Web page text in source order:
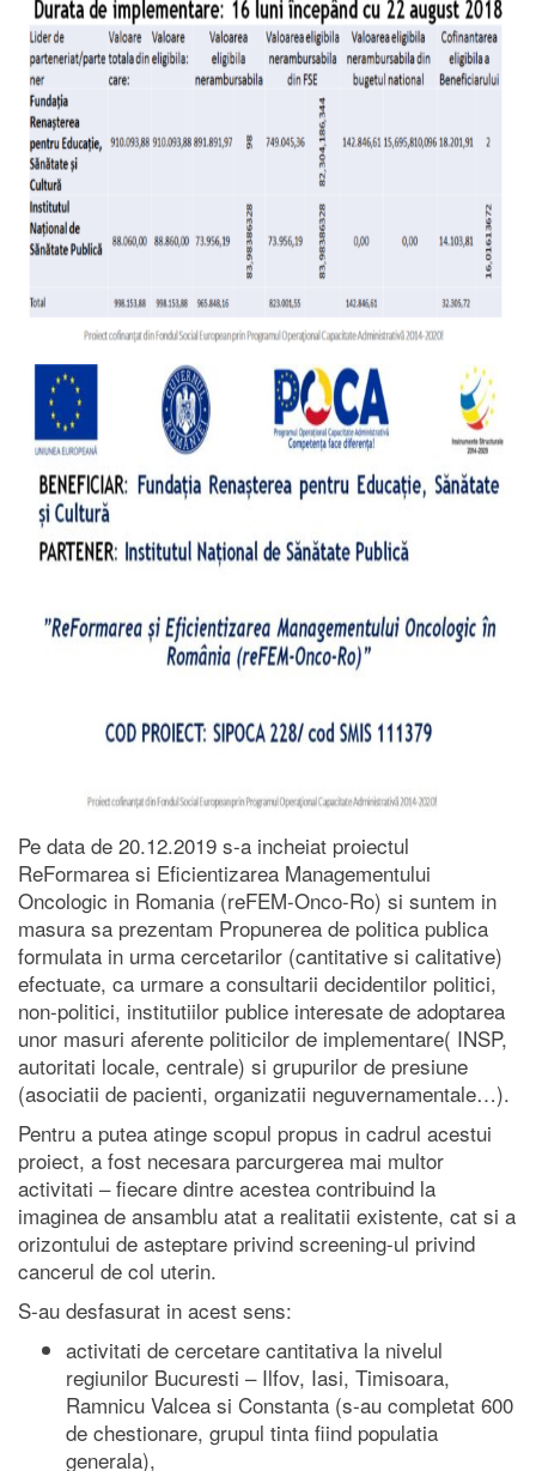
Pe data de 20.12.2019 s-a incheiat proiectul
ReFormarea si Eficientizarea Managementului
Oncologic in Romania (reFEM-Onco-Ro) si suntem in
masura sa prezentam Propunerea de politica publica
formulata in urma cercetarilor (cantitative si calitative)
efectuate, ca urmare a consultarii decidentilor politici,
non-politici, institutiilor publice interesate de adoptarea
unor masuri aferente politicilor de implementare( INSP,
autoritati locale, centrale) si grupurilor de presiune
(asociatii de pacienti, organizatii neguvernamentale…).
Pentru a putea atinge scopul propus in cadrul acestui
proiect, a fost necesara parcurgerea mai multor
activitati – fiecare dintre acestea contribuind la
imaginea de ansamblu atat a realitatii existente, cat si a
orizontului de asteptare privind screening-ul privind
cancerul de col uterin.
S-au desfasurat in acest sens:
activitati de cercetare cantitativa la nivelul
regiunilor Bucuresti – Ilfov, Iasi, Timisoara,
Ramnicu Valcea si Constanta (s-au completat 600
de chestionare, grupul tinta fiind populatia
generala),